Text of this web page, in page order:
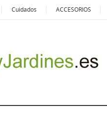
Cuidados ACCESORIOS